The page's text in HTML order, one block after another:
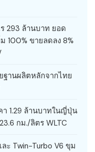
293 ล้านบาท ยอด
100% ขายลดลง 8%
ฐานผลิตหลักจากไทย
า 1.29 ล้านบาทในญี่ปุ่น
กม./ลิตร WLTC
ะ Twin-Turbo V6 ขุม